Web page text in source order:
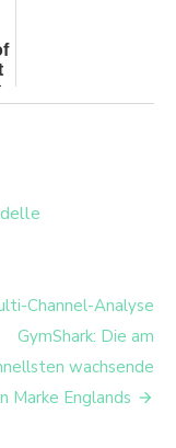
Channel-Analyse
GymShark: Die am
wachsende
Marke Englands